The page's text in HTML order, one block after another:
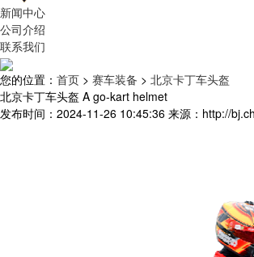
新闻中心
公司介绍
联系我们
您的位置： 首页 > 赛车装备 > 北京卡丁车头盔
北京卡丁车头盔 A go-kart helmet
发布时间：2024-11-26 10:45:36 来源：http://